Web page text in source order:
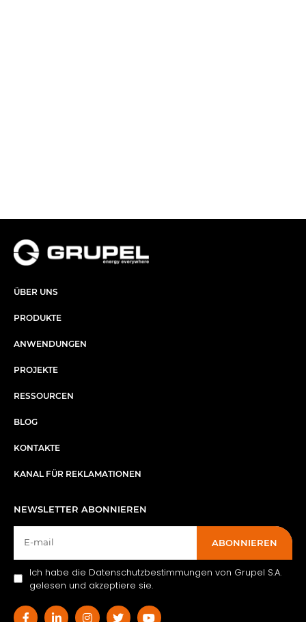
ÜBER UNS​
PRODUKTE
ANWENDUNGEN
PROJEKTE
RESSOURCEN
BLOG
KONTAKTE
KANAL FÜR REKLAMATIONEN
NEWSLETTER ABONNIEREN
ABONNIEREN
Ich habe die Datenschutzbestimmungen von Grupel S.A.
gelesen und akzeptiere sie.